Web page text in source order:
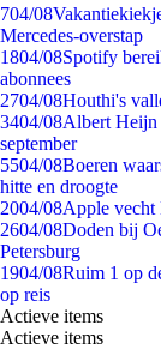
704/08
Mercedes-overstap
1804/08Spotify
abonnees
2704/08Houthi's
3404/08Albert Heijn
september
5504/08Boeren
hitte en droogte
2004/08Apple vecht
2604/08Doden bij
Petersburg
1904/08Ruim 1 op
op reis
Actieve items
Actieve items